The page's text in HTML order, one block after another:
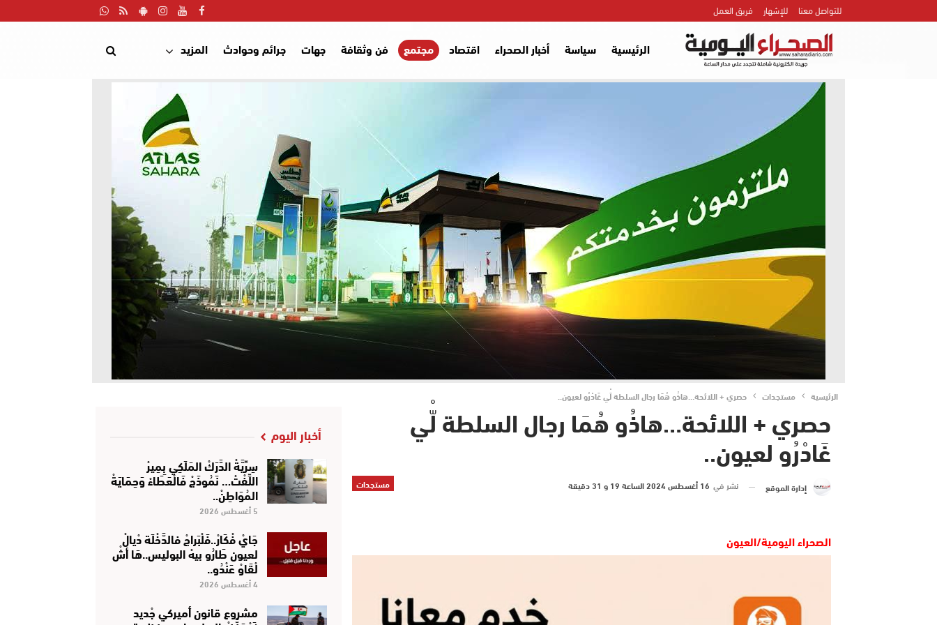
للتواصل معنا للإشهار فريق العمل
الرئيسية سياسة أخبار الصحراء اقتصاد مجتمع فن وثقافة جهات جرائم وحوادث المزيد
الرئيسية مستجدات حصري + اللائحة…هاذُو هُمَا رجال السلطة لّْي غَادْرُو لعيون..
حصري + اللائحة…هاذُو هُمَا رجال السلطة لّْي
غَادْرُو لعيون..
مستجدات إدارة الموقع نشر في 16 أغسطس 2024 الساعة 19 و 31 دقيقة
الصحراء اليومية/العيون
أخبار اليوم
سِرِّيَّةْ الدَّرَكْ المَلَكِي بِمِيرْ
اللِّفْتْ… نَمُوذَجْ فَالْعَطَاءْ وَحِمَايَةْ
المُوَاطِنْ..
5 أغسطس 2026
جَايْ فْكَارْ..فَلْبَراجْ فالدَّخْلَة دْيالْ
لعيون طَارُو بيهْ البوليس..هَا أشْ
لْقَاوْ عَنْدُو..
4 أغسطس 2026
مشروع قانون أميركي جْديد